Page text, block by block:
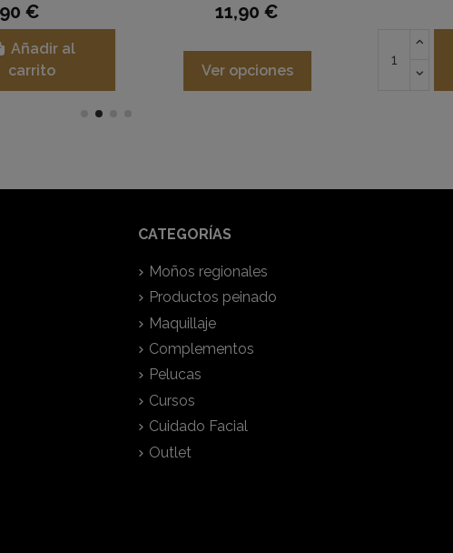
carrito
CATEGORÍAS
Moños regionales
Productos peinado
Maquillaje
Complementos
Pelucas
Cursos
Cuidado Facial
Outlet